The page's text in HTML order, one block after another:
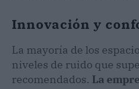
Innovación y
La mayoría de los
niveles de ruido que
recomendados. La